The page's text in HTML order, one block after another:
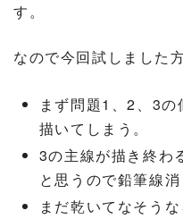
す。
なので今回試しました
まず問題1、2、3
描いてしまう。
3の主線が描き終わ
と思うので鉛筆線
まだ乾いてなそう